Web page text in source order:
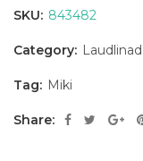
SKU: 843482
Category: Laudlinad
Tag: Miki
Share: